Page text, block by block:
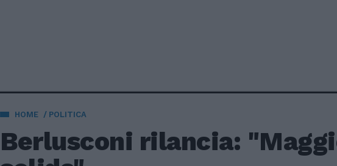
HOME POLITICA
Berlusconi rilancia: